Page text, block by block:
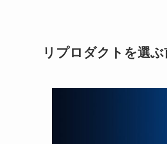
リプロダクトを選